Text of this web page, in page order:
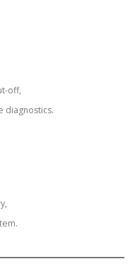
off,
diagnostics.